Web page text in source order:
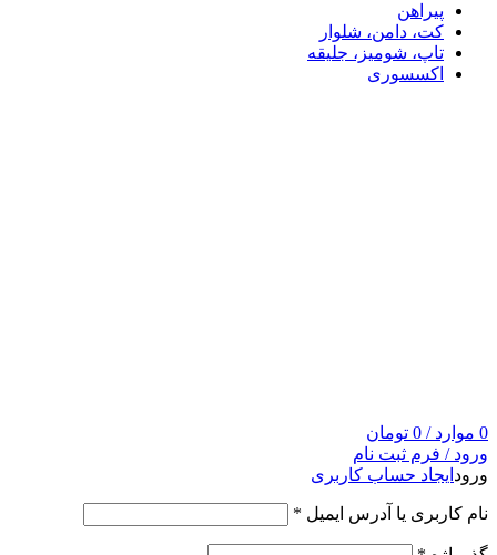
پیراهن
کت، دامن، شلوار
تاپ، شومیز، جلیقه
اکسسوری
0 موارد /
0 تومان
ورود / فرم ثبت نام
ورود ایجاد حساب کاربری
نام کاربری یا آدرس ایمیل *